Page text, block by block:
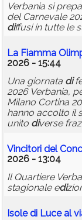
Verbania si
del Carnevale
diffusi in tutte le
La Fiamma
2026 - 15:44
Una giornata di
2026 Verbania,
Milano Cortina
hanno accolto il
unito diverse
Vincitori del
2026 - 13:04
Il Quartiere
stagionale edi
Isoledi Luce al